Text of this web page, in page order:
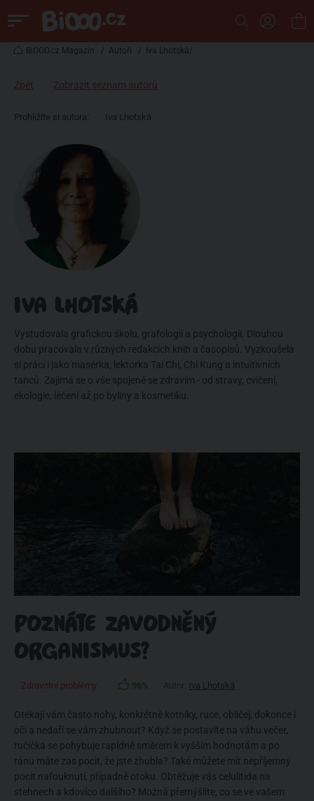
BiOOO.cz Magazin / Autoři / Iva Lhotská/
Zpět Zobrazit seznam autorů
Prohlížíte si autora: Iva Lhotská
IVA LHOTSKÁ
Vystudovala grafickou školu, grafologii a psychologii. Dlouhou
dobu pracovala v různých redakcích knih a časopisů. Vyzkoušela
si práci i jako masérka, lektorka Tai Chi, Chi Kung a intuitivních
tanců. Zajímá se o vše spojené se zdravím - od stravy, cvičení,
ekologie, léčení až po byliny a kosmetiku.
POZNÁTE ZAVODNĚNÝ
ORGANISMUS?
Zdravotní problémy 96% Iva Lhotská
Otékají vám často nohy, konkrétně kotníky, ruce, obličej, dokonce i
oči a nedaří se vám zhubnout? Když se postavíte na váhu večer,
ručička se pohybuje rapidně směrem k vyšším hodnotám a po
ránu máte zas pocit, že jste zhubla? Také můžete mít nepříjemný
pocit nafouknutí, případně otoku. Obtěžuje vás celulitida na
stehnech a kdovíco dalšího? Možná přemýšlíte, co se ve vašem